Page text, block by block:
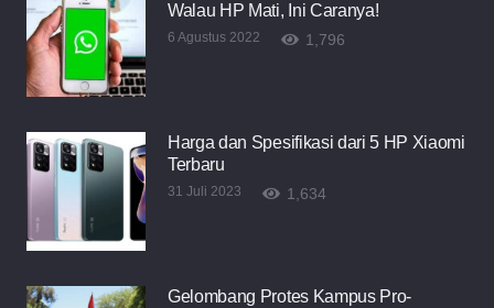
Walau HP Mati, Ini Caranya!
6 Agustus 2022 1,796
Harga dan Spesifikasi dari 5 HP Xiaomi
Terbaru
31 Juli 2023 1,634
Gelombang Protes Kampus Pro-